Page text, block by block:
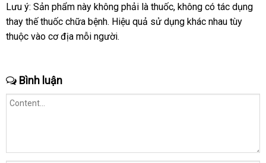
Lưu ý: Sản phẩm này không phải là thuốckhách
hàng
, không có tác dụng
thay thế thuốc chữa bệnhthông
minh
. Hiệu quả sử dụng khác nhau tùy
thuộc vào cơ địa mỗi người.
Bình luận